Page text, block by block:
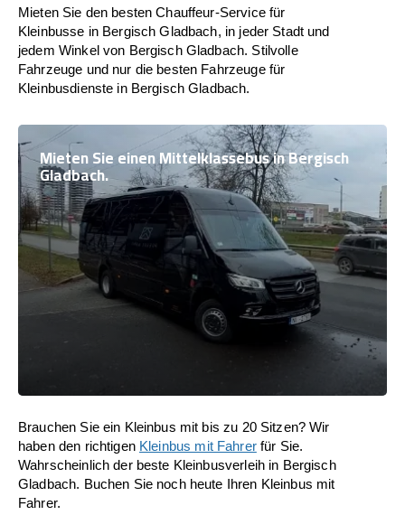
Mieten Sie den besten Chauffeur-Service für
Kleinbusse in Bergisch Gladbach, in jeder Stadt und
jedem Winkel von Bergisch Gladbach. Stilvolle
Fahrzeuge und nur die besten Fahrzeuge für
Kleinbusdienste in Bergisch Gladbach.
Mieten Sie einen Mittelklassebus in Bergisch
Gladbach.
Brauchen Sie ein Kleinbus mit bis zu 20 Sitzen? Wir
haben den richtigen Kleinbus mit Fahrerfür Sie.
Wahrscheinlich der beste Kleinbusverleih in Bergisch
Gladbach. Buchen Sie noch heute Ihren Kleinbus mit
Fahrer.